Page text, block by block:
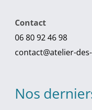
Contact
06 80 92 46 98
contact@atelier-
Nos